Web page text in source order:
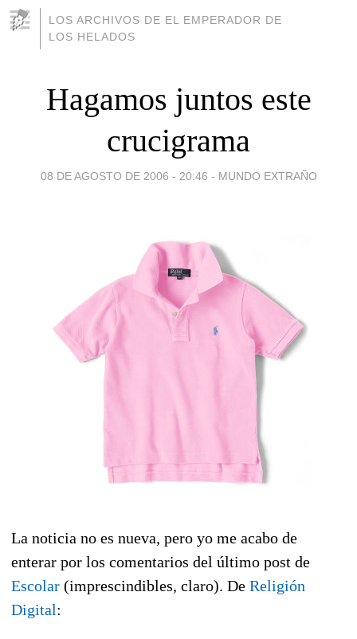
LOS ARCHIVOS DE EL EMPERADOR DE
LOS HELADOS
Hagamos juntos este
crucigrama
08 DE AGOSTO DE 2006 - 20:46 - MUNDO EXTRAÑO
La noticia no es nueva, pero yo me acabo de
enterar por los comentarios del último post de
Escolar (imprescindibles, claro). De Religión
Digital: